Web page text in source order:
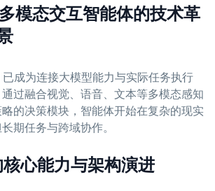
模态交互智能体的技术革
成为连接大模型能力与实际任务执行
过融合视觉、语音、文本等多模态感知
的决策模块，智能体开始在复杂的现实
期任务与跨域协作。
心能力与架构演进